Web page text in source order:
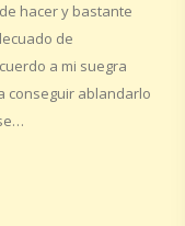
hacer y bastante
de
a mi suegra
conseguir ablandarlo